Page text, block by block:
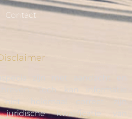
Contact
zijn met aandacht en
Toch kan informatie
helemaal correct zijn
kwalificatie van